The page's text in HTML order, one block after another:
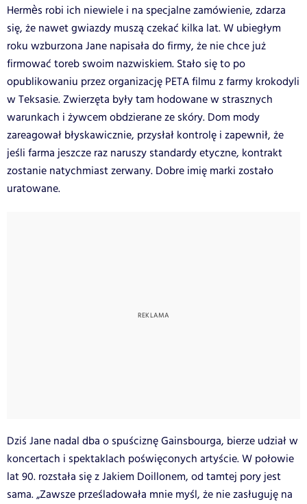
Hermès robi ich niewiele i na specjalne zamówienie, zdarza
się, że nawet gwiazdy muszą czekać kilka lat. W ubiegłym
roku wzburzona Jane napisała do firmy, że nie chce już
firmować toreb swoim nazwiskiem. Stało się to po
opublikowaniu przez organizację PETA filmu z farmy krokodyli
w Teksasie. Zwierzęta były tam hodowane w strasznych
warunkach i żywcem obdzierane ze skóry. Dom mody
zareagował błyskawicznie, przysłał kontrolę i zapewnił, że
jeśli farma jeszcze raz naruszy standardy etyczne, kontrakt
zostanie natychmiast zerwany. Dobre imię marki zostało
uratowane.
Dziś Jane nadal dba o spuściznę Gainsbourga, bierze udział w
koncertach i spektaklach poświęconych artyście. W połowie
lat 90. rozstała się z Jakiem Doillonem, od tamtej pory jest
sama. „Zawsze prześladowała mnie myśl, że nie zasługuję na